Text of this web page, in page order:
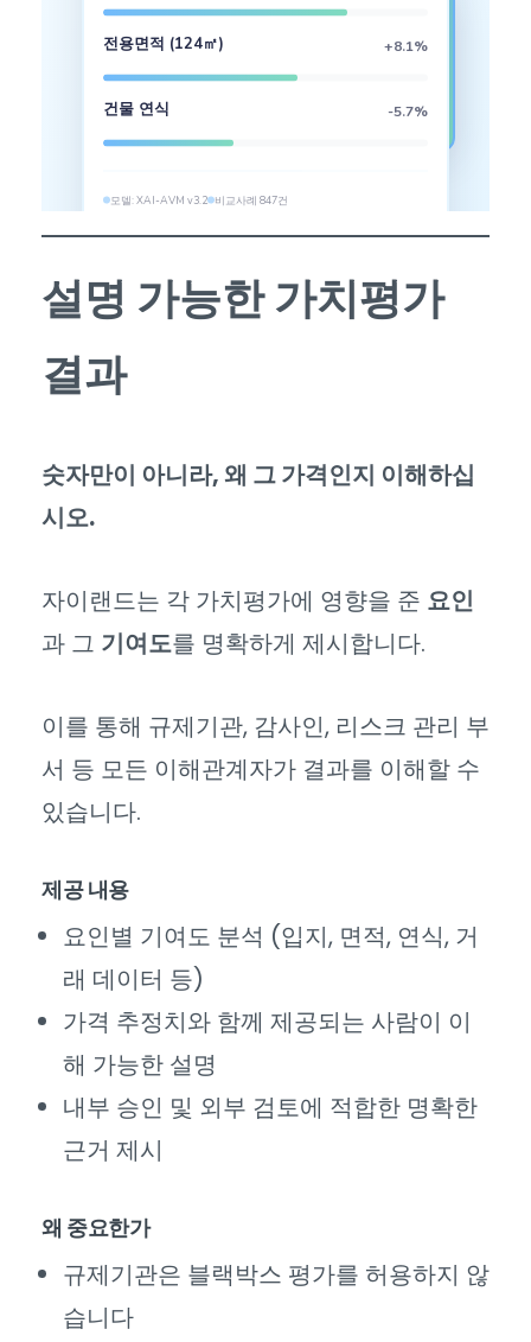
전용면적 (124㎡) +8.1%
건물 연식 -5.7%
모델: XAI-AVM v3.2 비교사례 847건
컴플라이언스 상태
✓ 검증 완료
설명 가능한 가치평가
결과
숫자만이 아니라, 왜 그 가격인지 이해하십
시오.
자이랜드는 각 가치평가에 영향을 준 요인
과 그 기여도를 명확하게 제시합니다.
이를 통해 규제기관, 감사인, 리스크 관리 부
서 등 모든 이해관계자가 결과를 이해할 수
있습니다.
제공 내용
요인별 기여도 분석 (입지, 면적, 연식, 거
래 데이터 등)
가격 추정치와 함께 제공되는 사람이 이
해 가능한 설명
내부 승인 및 외부 검토에 적합한 명확한
근거 제시
왜 중요한가
규제기관은 블랙박스 평가를 허용하지 않
습니다